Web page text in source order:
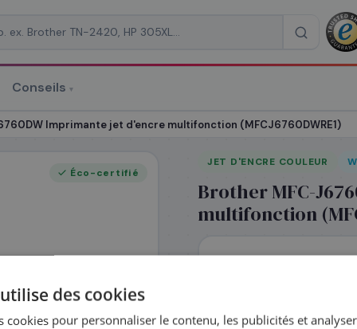
Conseils ▾
Imprimante jet d'encre multifonction (MFCJ6760DWRE1)
Éco-certifié
JET D'ENCRE COULEUR
Brother MFC-
multifonction
En stock
des cookies
cookies pour personnaliser le contenu, les publicités et